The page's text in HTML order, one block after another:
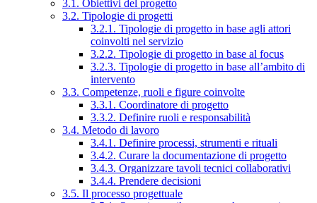
3.1. Obiettivi del progetto
3.2. Tipologie di progetti
3.2.1. Tipologie di progetto in base agli attori
coinvolti nel servizio
3.2.2. Tipologie di progetto in base al focus
3.2.3. Tipologie di progetto in base all’ambito di
intervento
3.3. Competenze, ruoli e figure coinvolte
3.3.1. Coordinatore di progetto
3.3.2. Definire ruoli e responsabilità
3.4. Metodo di lavoro
3.4.1. Definire processi, strumenti e rituali
3.4.2. Curare la documentazione di progetto
3.4.3. Organizzare tavoli tecnici collaborativi
3.4.4. Prendere decisioni
3.5. Il processo progettuale